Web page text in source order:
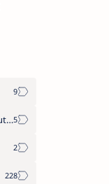
agentes autónomos